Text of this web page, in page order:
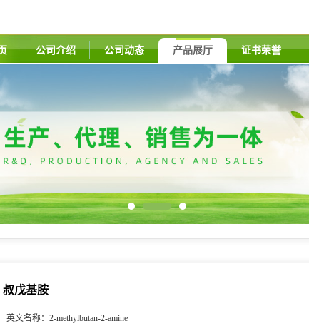
公司介绍 公司动态 产品展厅 证书荣誉
叔戊基胺
英文名称： 2-methylbutan-2-amine